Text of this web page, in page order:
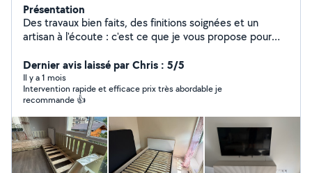
Présentation
Des travaux bien faits, des finitions soignées et un
artisan à l'écoute : c'est ce que je vous propose pour
Dernier avis laissé par Chris : 5/5
Il y a 1 mois
Intervention rapide et efficace prix très abordable je
recommande 👍